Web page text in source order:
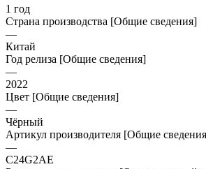
1 год
Страна производства [Общие сведения]
—
Китай
Год релиза [Общие сведения]
—
2022
Цвет [Общие сведения]
—
Чёрный
Артикул производителя [Общие
—
C24G2AE